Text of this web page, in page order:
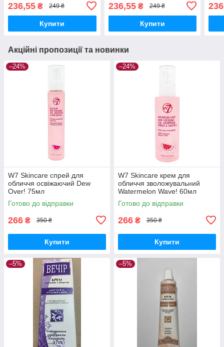
236,55 ₴ 249 ₴
Купити
236,55₴ 249 ₴
Купити
Акційні пропозиції та новинки
–24%
W7 Skincare спрей для
обличчя освіжаючий Dew
Over! 75мл
Готово до відправки
266 ₴ 350 ₴
Купити
–24%
W7 Skincare крем для
обличчя зволожувальний
Watermelon Wave! 60мл
Готово до відправки
266 ₴ 350 ₴
Купити
–5% –5%